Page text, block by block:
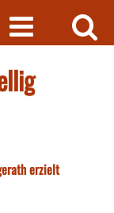
erzielt